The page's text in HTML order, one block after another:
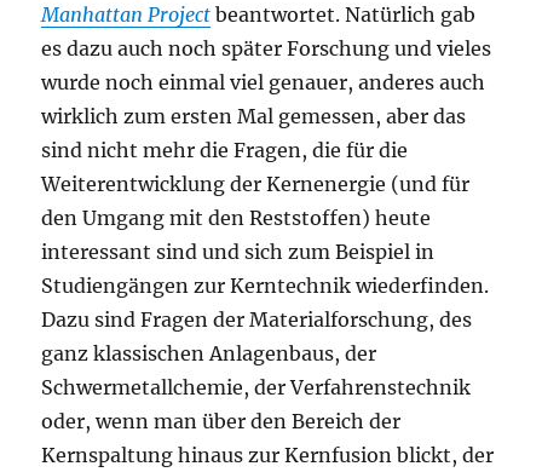
Manhattan Project beantwortet. Natürlich gab
es dazu auch noch später Forschung und vieles
wurde noch einmal viel genauer, anderes auch
wirklich zum ersten Mal gemessen, aber das
sind nicht mehr die Fragen, die für die
Weiterentwicklung der Kernenergie (und für
den Umgang mit den Reststoffen) heute
interessant sind und sich zum Beispiel in
Studiengängen zur Kerntechnik wiederfinden.
Dazu sind Fragen der Materialforschung, des
ganz klassischen Anlagenbaus, der
Schwermetallchemie, der Verfahrenstechnik
oder, wenn man über den Bereich der
Kernspaltung hinaus zur Kernfusion blickt, der